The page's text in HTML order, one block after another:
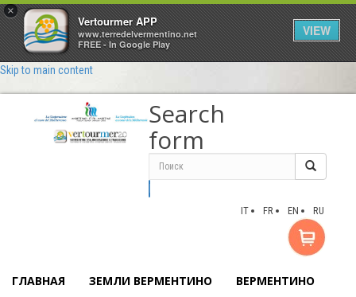
×
Vertourmer APP
www.terredelvermentino.net
FREE - In Google Play
VIEW
Skip to main content
Search
form
IT FR EN RU
ГЛАВНАЯ ЗЕМЛИ ВЕРМЕНТИНО ВЕРМЕНТИНО